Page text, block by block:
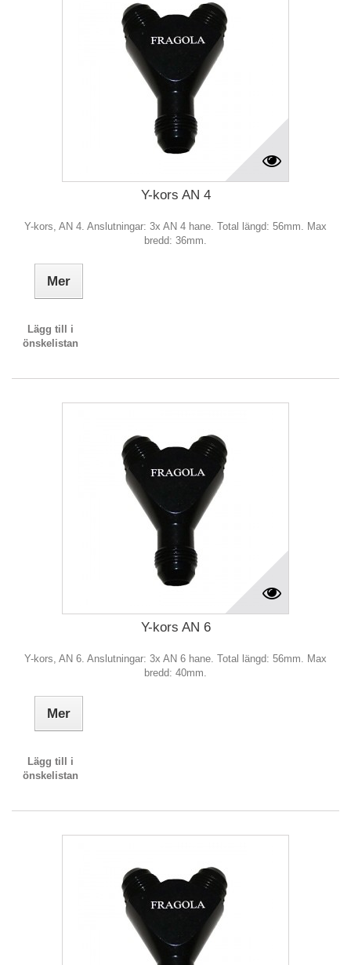
Y-kors AN 4
Y-kors, AN 4. Anslutningar: 3x AN 4 hane. Total längd: 56mm. Max
bredd: 36mm.
Mer
Lägg till i
önskelistan
Y-kors AN 6
Y-kors, AN 6. Anslutningar: 3x AN 6 hane. Total längd: 56mm. Max
bredd: 40mm.
Mer
Lägg till i
önskelistan